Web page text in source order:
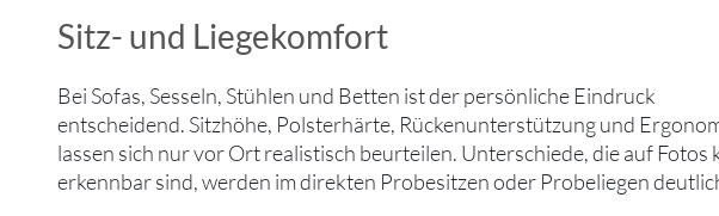
Sitz- und Liegekomfort
Bei Sofas, Sesseln, Stühlen und Betten ist der persönliche Eindruck
entscheidend. Sitzhöhe, Polsterhärte, Rückenunterstützung und
lassen sich nur vor Ort realistisch beurteilen. Unterschiede, die auf Fotos
erkennbar sind, werden im direkten Probesitzen oder Probeliegen